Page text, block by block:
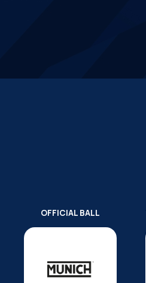
OFFICIAL BALL